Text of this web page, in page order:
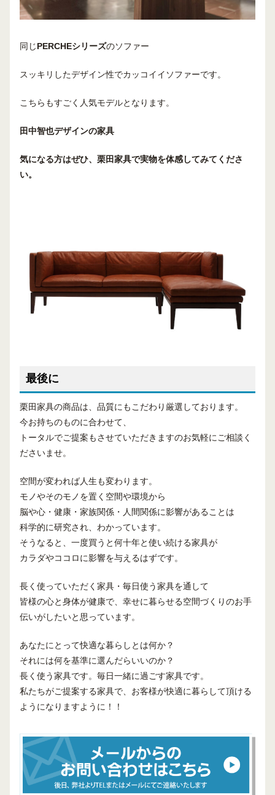
同じPERCHEシリーズのソファー
スッキリしたデザイン性でカッコイイソファーです。
こちらもすごく人気モデルとなります。
田中智也デザインの家具
気になる方はぜひ、 栗田家具で実物を体感してみてくださ
い。
最後に
栗田家具の商品は、品質にもこだわり厳選しております。
今お持ちのものに合わせて、
トータルでご提案もさせていただきますのお気軽にご相談く
ださいませ。
空間が変われば人生も変わります。
モノやそのモノを置く空間や環境から
脳や心・健康・家族関係・人間関係に影響があることは
科学的に研究され、わかっています。
そうなると、一度買うと何十年と使い続ける家具が
カラダやココロに影響を与えるはずです。
長く使っていただく家具・毎日使う家具を通して
皆様の心と身体が健康で、幸せに暮らせる空間づくりのお手
伝いがしたいと思っています。
あなたにとって快適な暮らしとは何か？
それには何を基準に選んだらいいのか？
長く使う家具です。毎日一緒に過ごす家具です。
私たちがご提案する家具で、お客様が快適に暮らして頂ける
ようになりますように！！